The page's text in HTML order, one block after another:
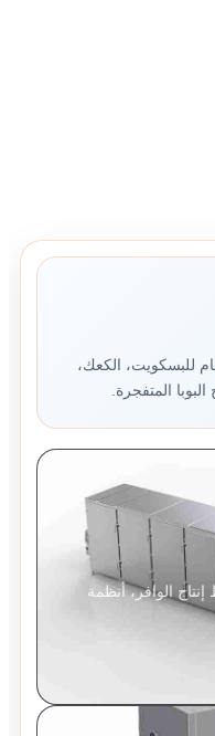
للبسكويت، الكعك،
المتفجرة.
الوافر، أنظمة